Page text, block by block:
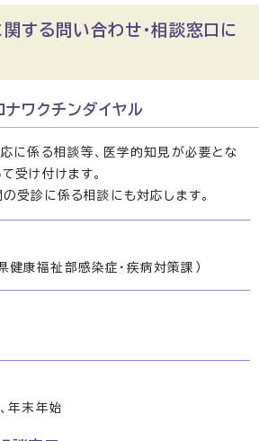
する問い合わせ・相談窓口に
ワクチンダイヤル
に係る相談等、医学的知見が必要とな
受け付けます。
受診に係る相談にも対応します。
福祉部感染症・疾病対策課）
、年末年始